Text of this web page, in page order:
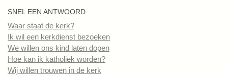
SNEL EEN ANTWOORD
Waar staat de kerk?
Ik wil een kerkdienst bezoeken
We willen ons kind laten dopen
Hoe kan ik katholiek worden?
Wij willen trouwen in de kerk